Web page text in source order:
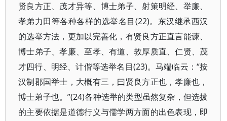
贤良方正、茂才异等、博士弟子、射策明经、举廉、
孝弟力田等各种各样的选举名目(22)。东汉继承西汉
的选举方法，更加以完善化，有贤良方正直言能谏、
博士弟子、孝廉、至孝、有道、敦厚质直、仁贤、茂
才四行、明经、计偕等选举名目(23)。马端临云：“按
汉制郡国举士，大概有三，曰贤良方正也，孝廉也，
博士弟子也。”(24)各种选举的类型虽然复杂，但选拔
的主要依据是道德行义与儒学两方面的出色表现，即